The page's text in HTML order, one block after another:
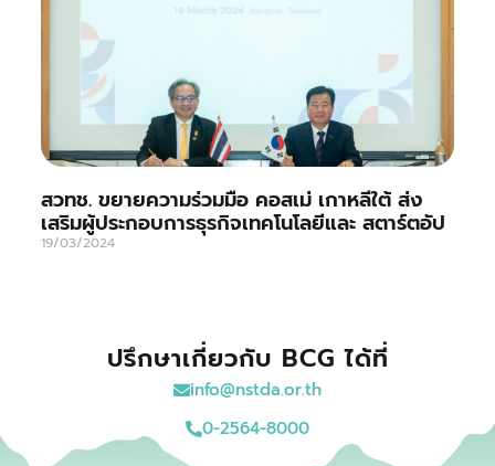
สวทช. ขยายความร่วมมือ คอสเม่ เกาหลีใต้ ส่ง
เสริมผู้ประกอบการธุรกิจเทคโนโลยีและ สตาร์ตอัป
19/03/2024
ปรึกษาเกี่ยวกับ BCG ได้ที่
info@nstda.or.th
0-2564-8000